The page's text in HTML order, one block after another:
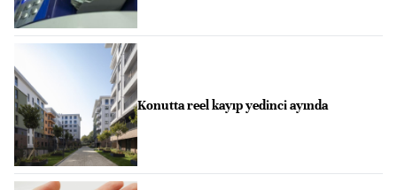
Konutta reel kayıp yedinci ayında